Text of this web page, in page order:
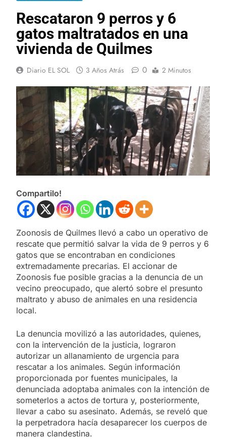
Rescataron 9 perros y 6
gatos maltratados en una
vivienda de Quilmes
Diario EL SOL 3 Años Atrás 0 2 Minutos
Compartilo!
Zoonosis de Quilmes llevó a cabo un operativo de
rescate que permitió salvar la vida de 9 perros y 6
gatos que se encontraban en condiciones
extremadamente precarias. El accionar de
Zoonosis fue posible gracias a la denuncia de un
vecino preocupado, que alertó sobre el presunto
maltrato y abuso de animales en una residencia
local.
La denuncia movilizó a las autoridades, quienes,
con la intervención de la justicia, lograron
autorizar un allanamiento de urgencia para
rescatar a los animales. Según información
proporcionada por fuentes municipales, la
denunciada adoptaba animales con la intención de
someterlos a actos de tortura y, posteriormente,
llevar a cabo su asesinato. Además, se reveló que
la perpetradora hacía desaparecer los cuerpos de
manera clandestina.